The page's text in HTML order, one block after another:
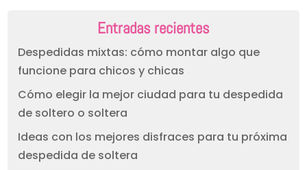
Entradas recientes
Despedidas mixtas: cómo montar algo que
funcione para chicos y chicas
Cómo elegir la mejor ciudad para tu despedida
de soltero o soltera
Ideas con los mejores disfraces para tu próxima
despedida de soltera